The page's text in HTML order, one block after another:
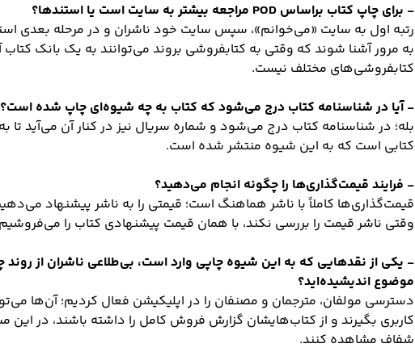
- برای چاپ کتاب براساس POD مراجعه بیشتر به سایت است یا استندها؟
رتبه اول به سایت «می‌خوانم»، سپس سایت خود ناشران و در مرحله بعدی
به مرور آشنا شوند که وقتی به کتابفروشی بروند می‌توانند به یک بانک
کتابفروشی‌های مختلف نیست.
- آیا در شناسنامه کتاب درج می‌شود که کتاب به چه شیوه‌ای چاپ شده است؟
بله؛ در شناسنامه کتاب درج می‌شود و شماره سریال نیز در کنار آن می‌آید
کتابی است که به این شیوه منتشر شده است.
- فرایند قیمت‌گذاری‌ها را چگونه انجام می‌دهید؟
قیمت‌گذاری‌ها کاملاً با ناشر هماهنگ است؛ قیمتی را به ناشر پیشنهاد
وقتی ناشر قیمت را بررسی نکند، با همان قیمت پیشنهادی کتاب را
- یکی از نقدهایی که به این شیوه چاپی وارد است، بی‌طلاعی ناشران از
موضوع اندیشیده‌اید؟
دسترسی مولفان، مترجمان و مصنفان را در اپلیکیشن فعال کردیم؛ آن‌ها
کاربری بگیرند و از کتاب‌هایشان گزارش فروش کامل را داشته باشند، در
شفاف مشاهده کنند.